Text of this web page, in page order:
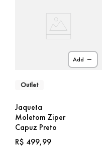
Add
Outlet
Jaqueta
Moletom Ziper
Capuz Preto
R$ 499,99